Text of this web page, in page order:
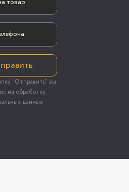
"Отправить" вы
на обработку
данных